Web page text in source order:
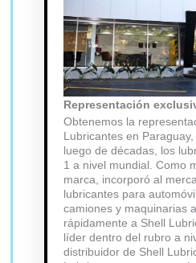
Representación
Obtenemos la
Lubricantes en
luego de décadas, los
1 a nivel mundial. Como
marca, incorporó al
lubricantes para
camiones y maquinarias
rápidamente a Shell
líder dentro del rubro a
distribuidor de Shell